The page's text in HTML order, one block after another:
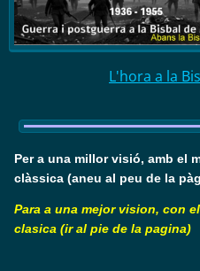
L'hora a la
Per a una millor visió, amb el
clàssica (aneu al peu de la
Para a una mejor vision, con
clasica (ir al pie de la pagina)